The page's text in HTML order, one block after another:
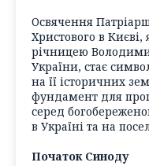
Освячення
Христового в Києві,
річницею
України, стає
на її історичних
фундамент для
серед
в Україні та на
Початок Синоду